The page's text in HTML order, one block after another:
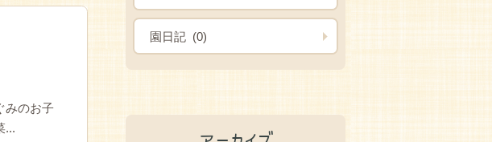
みのお子
...
園日記 (0)